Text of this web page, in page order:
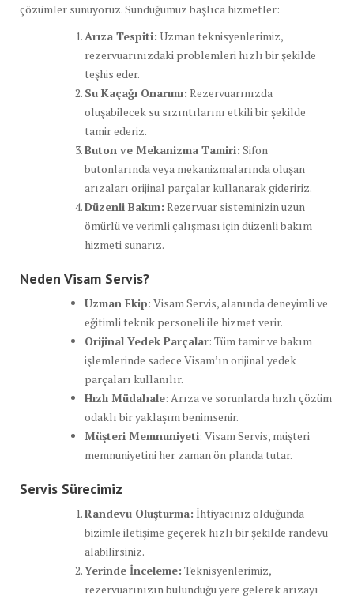
çözümler sunuyoruz. Sunduğumuz başlıca hizmetler:
Arıza Tespiti: Uzman teknisyenlerimiz,
rezervuarınızdaki problemleri hızlı bir şekilde
teşhis eder.
Su Kaçağı Onarımı: Rezervuarınızda
oluşabilecek su sızıntılarını etkili bir şekilde
tamir ederiz.
Buton ve Mekanizma Tamiri: Sifon
butonlarında veya mekanizmalarında oluşan
arızaları orijinal parçalar kullanarak gideririz.
Düzenli Bakım: Rezervuar sisteminizin uzun
ömürlü ve verimli çalışması için düzenli bakım
hizmeti sunarız.
Neden Visam Servis?
Uzman Ekip: Visam Servis, alanında deneyimli ve
eğitimli teknik personeli ile hizmet verir.
Orijinal Yedek Parçalar: Tüm tamir ve bakım
işlemlerinde sadece Visam’ın orijinal yedek
parçaları kullanılır.
Hızlı Müdahale: Arıza ve sorunlarda hızlı çözüm
odaklı bir yaklaşım benimsenir.
Müşteri Memnuniyeti: Visam Servis, müşteri
memnuniyetini her zaman ön planda tutar.
Servis Sürecimiz
Randevu Oluşturma: İhtiyacınız olduğunda
bizimle iletişime geçerek hızlı bir şekilde randevu
alabilirsiniz.
Yerinde İnceleme: Teknisyenlerimiz,
rezervuarınızın bulunduğu yere gelerek arızayı